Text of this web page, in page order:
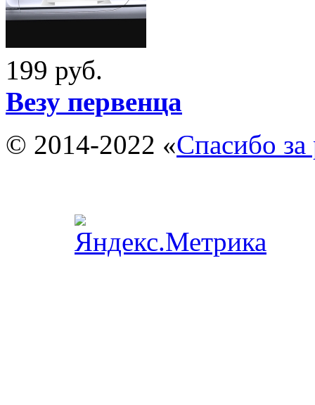
199 руб.
Везу первенца
© 2014-2022 «Спасибо за